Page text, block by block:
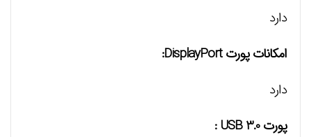
دارد
امکانات پورت DisplayPort:
دارد
پورت USB 3.0 :